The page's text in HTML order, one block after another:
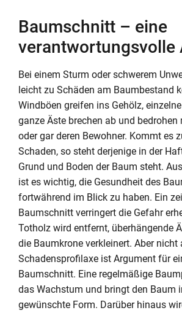
Baumschnitt – eine
verantwortungsvolle
Bei einem Sturm oder schwerem
leicht zu Schäden am Baumbestand
Windböen greifen ins Gehölz,
ganze Äste brechen ab und bedrohen
oder gar deren Bewohner. Kommt es
Schaden, so steht derjenige in der
Grund und Boden der Baum steht.
ist es wichtig, die Gesundheit des
fortwährend im Blick zu haben. Ein
Baumschnitt verringert die Gefahr
Totholz wird entfernt, überhängende
die Baumkrone verkleinert. Aber nicht
Schadensprofilaxe ist Argument für
Baumschnitt. Eine regelmäßige
das Wachstum und bringt den Baum
gewünschte Form. Darüber hinaus